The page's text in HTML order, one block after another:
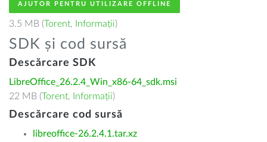
AJUTOR PENTRU UTILIZARE OFFLINE
3.5 MB (Torent, Informații)
SDK și cod sursă
Descărcare SDK
LibreOffice_26.2.4_Win_x86-64_sdk.msi
22 MB (Torent, Informații)
Descărcare cod sursă
libreoffice-26.2.4.1.tar.xz